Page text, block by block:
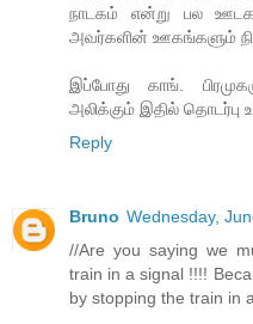
நாடகம் என்று பல
அவர்களின் ஊகங்களும்
இப்போது காங்.
அலிக்கும் இதில் தொடர்பு
Reply
Bruno Wednesday,
//Are you saying we
train in a signal !!!!
by stopping the train in